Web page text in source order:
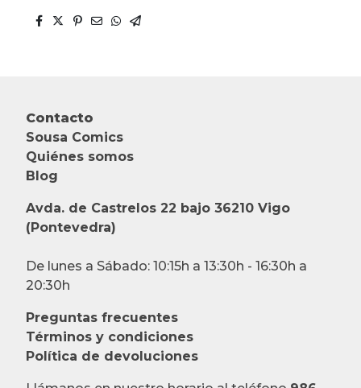
Contacto
Sousa Comics
Quiénes somos
Blog
Avda. de Castrelos 22 bajo 36210 Vigo
(Pontevedra)
De lunes a Sábado: 10:15h a 13:30h - 16:30h a
20:30h
Preguntas frecuentes
Términos y condiciones
Política de devoluciones